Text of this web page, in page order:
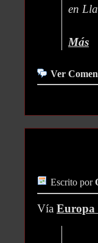
en
Más
Ver
Escrito por
Vía Europa